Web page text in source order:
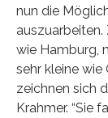
nun die
wie Hamburg,
sehr kleine wie
zeichnen sich
Krahmer. “Sie